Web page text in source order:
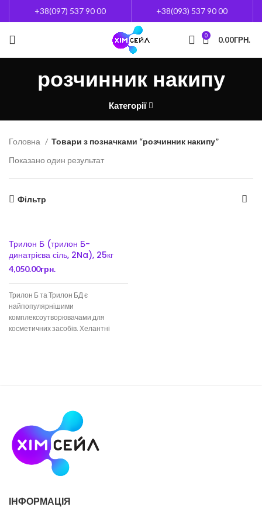
+38(097) 537 90 00 +38(093) 537 90 00
0 0.00ГРН.
розчинник накипу
Категорії
Головна
Товари з позначками “розчинник накипу”
Показано один результат
Фільтр
Трилон Б (трилон Б-
динатрієва сіль, 2Na), 25кг
4,050.00грн.
Трилон Б та Трилон БД є
найпопулярнішими
комплексоутворювачами для
косметичних засобів. Хелантні
ІНФОРМАЦІЯ